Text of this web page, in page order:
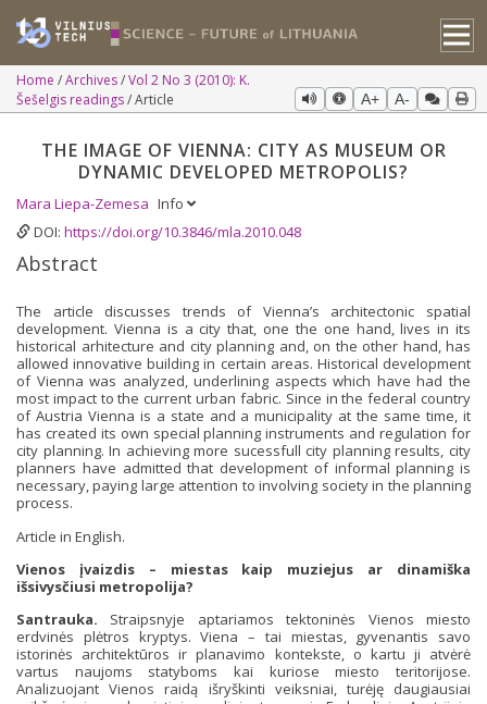
Home Archives Vol 2 No 3 (2010): K.
Šešelgis readings Article A+ A-
THE IMAGE OF VIENNA: CITY AS MUSEUM OR
DYNAMIC DEVELOPED METROPOLIS?
Mara Liepa-Zemesa Info
DOI: https://doi.org/10.3846/mla.2010.048
Abstract
The article discusses trends of Vienna’s architectonic spatial
development. Vienna is a city that, one the one hand, lives in its
historical arhitecture and city planning and, on the other hand, has
allowed innovative building in certain areas. Historical development
of Vienna was analyzed, underlining aspects which have had the
most impact to the current urban fabric. Since in the federal country
of Austria Vienna is a state and a municipality at the same time, it
has created its own special planning instruments and regulation for
city planning. In achieving more sucessfull city planning results, city
planners have admitted that development of informal planning is
necessary, paying large attention to involving society in the planning
process.
Article in English.
Vienos įvaizdis – miestas kaip muziejus ar dinamiška
išsivysčiusi metropolija?
Santrauka. Straipsnyje aptariamos tektoninės Vienos miesto
erdvinės plėtros kryptys. Viena – tai miestas, gyvenantis savo
istorinės architektūros ir planavimo kontekste, o kartu ji atvėrė
vartus naujoms statyboms kai kuriose miesto teritorijose.
Analizuojant Vienos raidą išryškinti veiksniai, turėję daugiausiai